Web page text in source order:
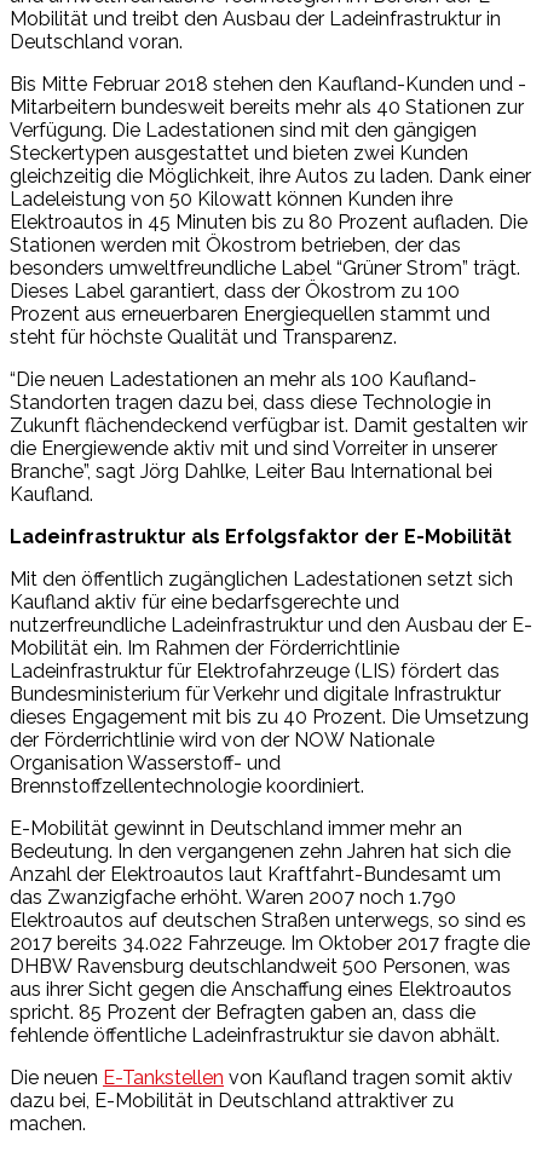
Mobilität und treibt den Ausbau der Ladeinfrastruktur in
Deutschland voran.
Bis Mitte Februar 2018 stehen den Kaufland-Kunden und -
Mitarbeitern bundesweit bereits mehr als 40 Stationen zur
Verfügung. Die Ladestationen sind mit den gängigen
Steckertypen ausgestattet und bieten zwei Kunden
gleichzeitig die Möglichkeit, ihre Autos zu laden. Dank einer
Ladeleistung von 50 Kilowatt können Kunden ihre
Elektroautos in 45 Minuten bis zu 80 Prozent aufladen. Die
Stationen werden mit Ökostrom betrieben, der das
besonders umweltfreundliche Label “Grüner Strom” trägt.
Dieses Label garantiert, dass der Ökostrom zu 100
Prozent aus erneuerbaren Energiequellen stammt und
steht für höchste Qualität und Transparenz.
“Die neuen Ladestationen an mehr als 100 Kaufland-
Standorten tragen dazu bei, dass diese Technologie in
Zukunft flächendeckend verfügbar ist. Damit gestalten wir
die Energiewende aktiv mit und sind Vorreiter in unserer
Branche”, sagt Jörg Dahlke, Leiter Bau International bei
Kaufland.
Ladeinfrastruktur als Erfolgsfaktor der E-Mobilität
Mit den öffentlich zugänglichen Ladestationen setzt sich
Kaufland aktiv für eine bedarfsgerechte und
nutzerfreundliche Ladeinfrastruktur und den Ausbau der E-
Mobilität ein. Im Rahmen der Förderrichtlinie
Ladeinfrastruktur für Elektrofahrzeuge (LIS) fördert das
Bundesministerium für Verkehr und digitale Infrastruktur
dieses Engagement mit bis zu 40 Prozent. Die Umsetzung
der Förderrichtlinie wird von der NOW Nationale
Organisation Wasserstoff- und
Brennstoffzellentechnologie koordiniert.
E-Mobilität gewinnt in Deutschland immer mehr an
Bedeutung. In den vergangenen zehn Jahren hat sich die
Anzahl der Elektroautos laut Kraftfahrt-Bundesamt um
das Zwanzigfache erhöht. Waren 2007 noch 1.790
Elektroautos auf deutschen Straßen unterwegs, so sind es
2017 bereits 34.022 Fahrzeuge. Im Oktober 2017 fragte die
DHBW Ravensburg deutschlandweit 500 Personen, was
aus ihrer Sicht gegen die Anschaffung eines Elektroautos
spricht. 85 Prozent der Befragten gaben an, dass die
fehlende öffentliche Ladeinfrastruktur sie davon abhält.
Die neuen E-Tankstellen von Kaufland tragen somit aktiv
dazu bei, E-Mobilität in Deutschland attraktiver zu
machen.